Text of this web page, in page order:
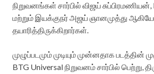
நிறுவனங்கள் சார்பில் விஜய் சுப்பிரமணியன்,
மற்றும் இயக்குநர் அஜய் ஞானமுத்து
தயாரித்திருக்கிறார்கள்.
முழுப்படமும் முடியும் முன்னதாக படத்தின்
BTG Universal நிறுவனம் சார்பில் பெற்று,